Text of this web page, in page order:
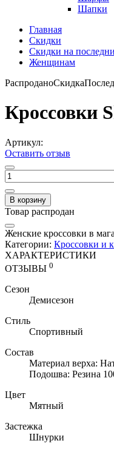
Шапки
Главная
Скидки
Скидки на
Женщинам
РаспроданоСкидка
Кроссовки
Артикул:
Оставить отзыв
В корзину
Товар распродан
Женские кроссовки в
Категории: Кроссовки и
ХАРАКТЕРИСТИКИ
ОТЗЫВЫ 0
Сезон
Демисезон
Стиль
Спортивный
Состав
Материал верха:
Подошва: Резина
Цвет
Мятный
Застежка
Шнурки